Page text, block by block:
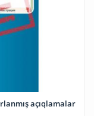
açıqlamalar